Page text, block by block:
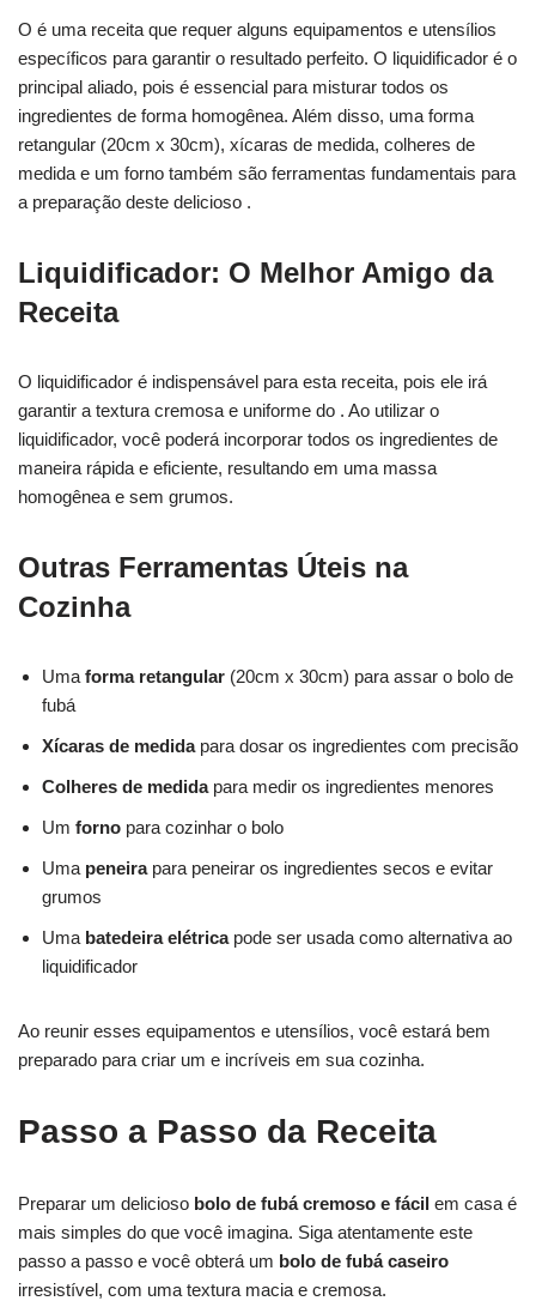
O é uma receita que requer alguns equipamentos e utensílios
específicos para garantir o resultado perfeito. O liquidificador é o
principal aliado, pois é essencial para misturar todos os
ingredientes de forma homogênea. Além disso, uma forma
retangular (20cm x 30cm), xícaras de medida, colheres de
medida e um forno também são ferramentas fundamentais para
a preparação deste delicioso .
Liquidificador: O Melhor Amigo da
Receita
O liquidificador é indispensável para esta receita, pois ele irá
garantir a textura cremosa e uniforme do . Ao utilizar o
liquidificador, você poderá incorporar todos os ingredientes de
maneira rápida e eficiente, resultando em uma massa
homogênea e sem grumos.
Outras Ferramentas Úteis na
Cozinha
Uma forma retangular (20cm x 30cm) para assar o bolo de
fubá
Xícaras de medidapara dosar os ingredientes com precisão
Colheres de medidapara medir os ingredientes menores
Um forno para cozinhar o bolo
Uma peneirapara peneirar os ingredientes secos e evitar
grumos
Uma batedeira elétricapode ser usada como alternativa ao
liquidificador
Ao reunir esses equipamentos e utensílios, você estará bem
preparado para criar um e incríveis em sua cozinha.
Passo a Passo da Receita
Preparar um delicioso bolo de fubá cremoso e fácil em casa é
mais simples do que você imagina. Siga atentamente este
passo a passo e você obterá um bolo de fubá caseiro
irresistível, com uma textura macia e cremosa.